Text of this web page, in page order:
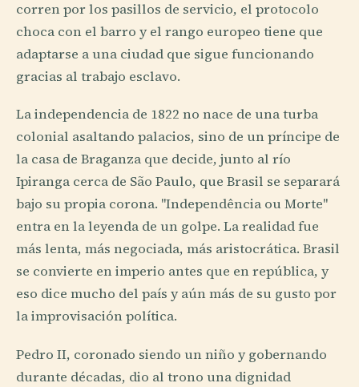
corren por los pasillos de servicio, el protocolo
choca con el barro y el rango europeo tiene que
adaptarse a una ciudad que sigue funcionando
gracias al trabajo esclavo.
La independencia de 1822 no nace de una turba
colonial asaltando palacios, sino de un príncipe de
la casa de Braganza que decide, junto al río
Ipiranga cerca de São Paulo, que Brasil se separará
bajo su propia corona. "Independência ou Morte"
entra en la leyenda de un golpe. La realidad fue
más lenta, más negociada, más aristocrática. Brasil
se convierte en imperio antes que en república, y
eso dice mucho del país y aún más de su gusto por
la improvisación política.
Pedro II, coronado siendo un niño y gobernando
durante décadas, dio al trono una dignidad